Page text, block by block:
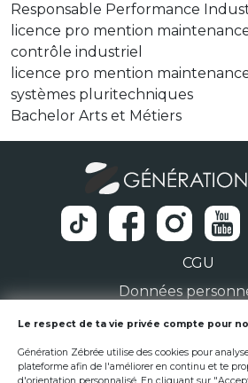
Responsable Performance
licence pro mention
contrôle industriel
licence pro mention
systèmes pluritechniques
Bachelor Arts et Métiers
CGU
Données
1 Rue de la Noë
Le respect de ta vie privée compte pour
Génération Zébrée utilise des cookies pour
plateforme afin de l'améliorer en continu et te